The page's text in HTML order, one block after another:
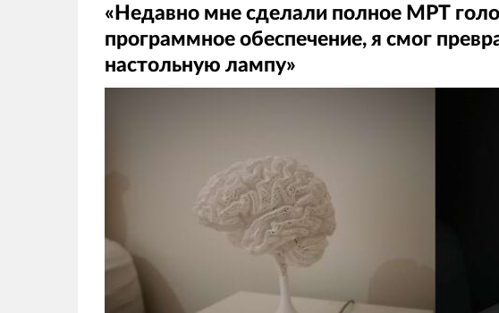
«Недавно мне сделали полное МРТ
программное обеспечение, я смог
настольную лампу»